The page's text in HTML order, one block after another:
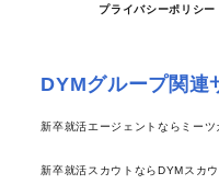
プライバシーポリシー
DYMグループ関連
新卒就活エージェントならミーツ
新卒就活スカウトならDYMスカウ